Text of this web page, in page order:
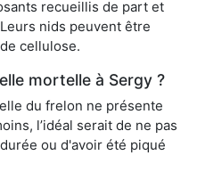
recueillis de part et
nids peuvent être
cellulose.
mortelle à Sergy ?
du frelon ne présente
l’idéal serait de ne pas
ou d'avoir été piqué